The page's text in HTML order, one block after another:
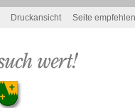
Druckansicht Seite empfehlen